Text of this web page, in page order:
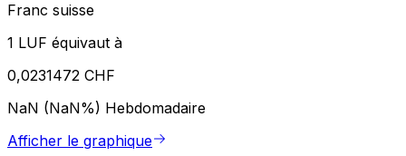
Franc suisse
1 LUF équivaut à
0,0231472 CHF
NaN (NaN%) Hebdomadaire
Afficher le graphique